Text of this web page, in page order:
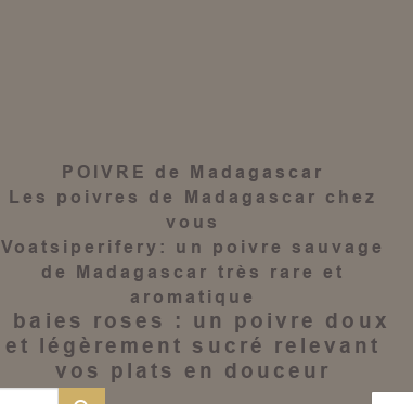
POIVRE de Madagascar
Les poivres de Madagascar chez
vous
Voatsiperifery : un
poivre sauvage
de Madagascar très rare et
aromatique
baies roses : un poivre doux
et légèrement sucré relevant
vos plats en douceur